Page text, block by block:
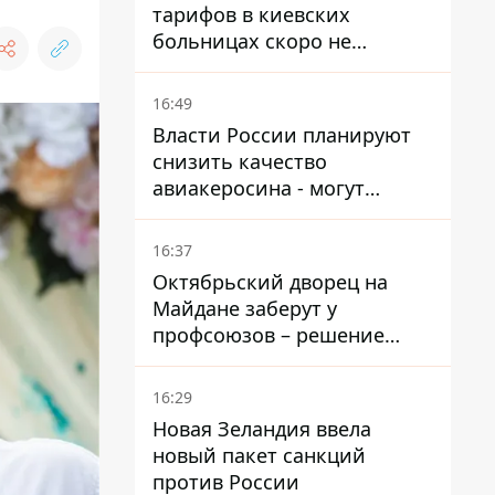
тарифов в киевских
больницах скоро не
останется медсестер и
санитарок - профессор
16:49
Власти России планируют
снизить качество
авиакеросина - могут
появиться проблемы с
самолетами в Якутию
16:37
Октябрьский дворец на
Майдане заберут у
профсоюзов – решение
Хозяйственного суда
16:29
Новая Зеландия ввела
новый пакет санкций
против России